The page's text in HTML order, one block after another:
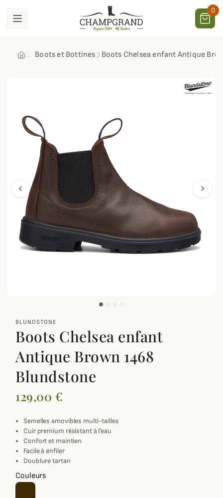
0
Boots et Bottines Boots Chelsea enfant Antique
chevron_left chevron_right
BLUNDSTONE
Boots Chelsea enfant
Antique Brown 1468
Blundstone
129,00 €
Semelles amovibles multi-tailles
Cuir premium résistant à l’eau
Confort et maintien
Facile à enfiler
Doublure tartan
Couleurs